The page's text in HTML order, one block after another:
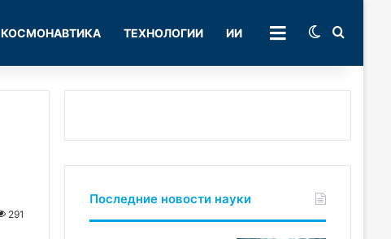
КОСМОНАВТИКА ТЕХНОЛОГИИ ИИ РУБРИКИSwitch skin
291
Последние новости науки